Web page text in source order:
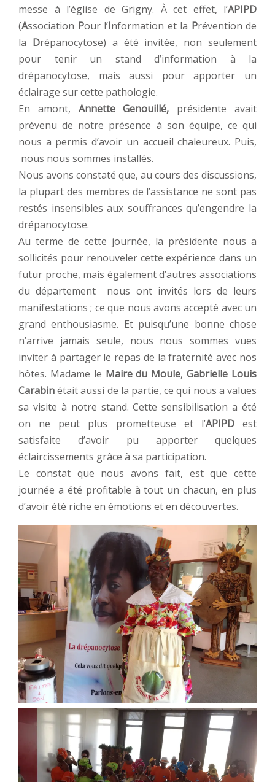
messe à l’église de Grigny. À cet effet, l’APIPD
(Association Pour l’Information et la Prévention de
la Drépanocytose) a été invitée, non seulement
pour tenir un stand d’information à la
drépanocytose, mais aussi pour apporter un
éclairage sur cette pathologie.
En amont, Annette Genouillé, présidente avait
prévenu de notre présence à son équipe, ce qui
nous a permis d’avoir un accueil chaleureux. Puis,
nous nous sommes installés.
Nous avons constaté que, au cours des discussions,
la plupart des membres de l’assistance ne sont pas
restés insensibles aux souffrances qu’engendre la
drépanocytose.
Au terme de cette journée, la présidente nous a
sollicités pour renouveler cette expérience dans un
futur proche, mais également d’autres associations
du département nous ont invités lors de leurs
manifestations ; ce que nous avons accepté avec un
grand enthousiasme. Et puisqu’une bonne chose
n’arrive jamais seule, nous nous sommes vues
inviter à partager le repas de la fraternité avec nos
hôtes. Madame le Maire du Moule,Gabrielle Louis
Carabinétait aussi de la partie, ce qui nous a values
sa visite à notre stand. Cette sensibilisation a été
on ne peut plus prometteuse et l’APIPDest
satisfaite d’avoir pu apporter quelques
éclaircissements grâce à sa participation.
Le constat que nous avons fait, est que cette
journée a été profitable à tout un chacun, en plus
d’avoir été riche en émotions et en découvertes.